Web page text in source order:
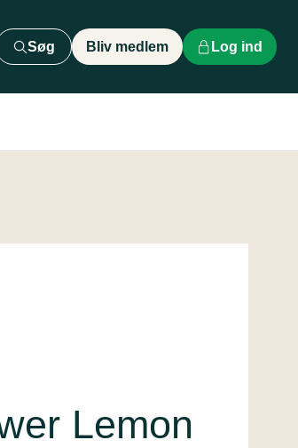
Søg Bliv medlem Log ind
Lemon